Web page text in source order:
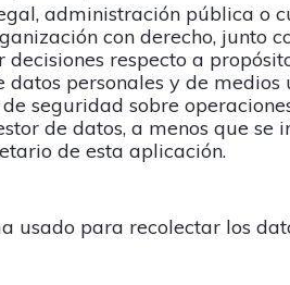
administración pública o
con derecho, junto
respecto a
personales y de medios
seguridad sobre
de datos, a menos que se
de esta aplicación.
usado para recolectar los